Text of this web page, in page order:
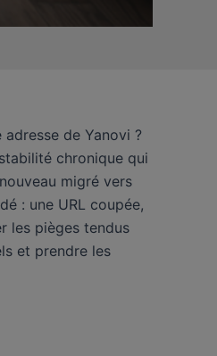
de Yanovi ?
chronique qui
migré vers
: une URL coupée,
les pièges tendus
et prendre les